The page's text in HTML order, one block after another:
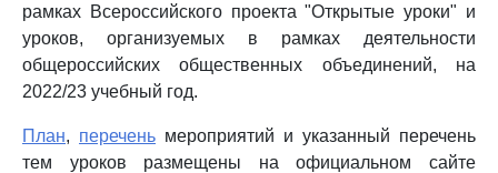
рамках Всероссийского проекта "Открытые уроки" и
уроков, организуемых в рамках деятельности
общероссийских общественных объединений, на
2022/23 учебный год.
План, перечень мероприятий и указанный перечень
тем уроков размещены на официальном сайте